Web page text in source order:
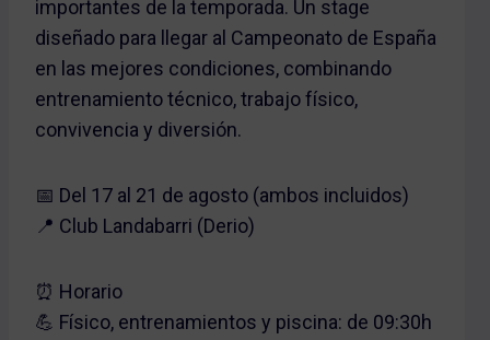
importantes de la temporada. Un stage
diseñado para llegar al Campeonato de España
en las mejores condiciones, combinando
entrenamiento técnico, trabajo físico,
convivencia y diversión.
📅 Del 17 al 21 de agosto (ambos incluidos)
📍 Club Landabarri (Derio)
⏰ Horario
💪 Físico, entrenamientos y piscina: de 09:30h